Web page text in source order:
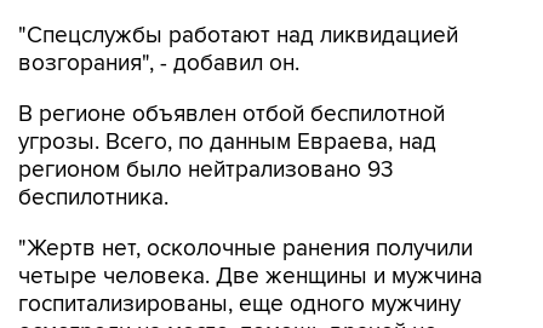
"Спецслужбы работают над ликвидацией
возгорания", - добавил он.
В регионе объявлен отбой беспилотной
угрозы. Всего, по данным Евраева, над
регионом было нейтрализовано 93
беспилотника.
"Жертв нет, осколочные ранения получили
четыре человека. Две женщины и мужчина
госпитализированы, еще одного мужчину